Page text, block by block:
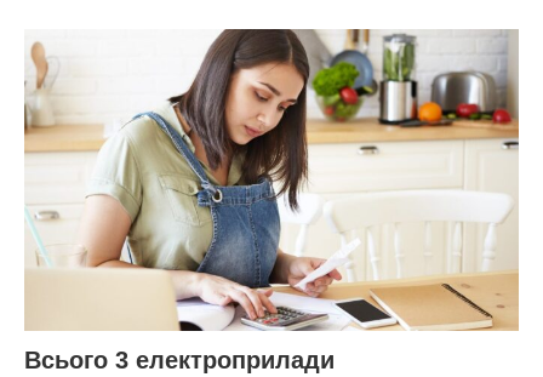
Всього 3 електроприлади